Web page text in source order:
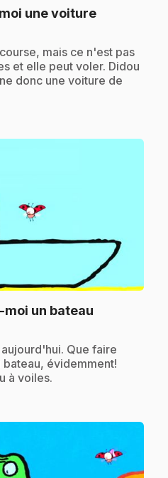
une voiture.
mais ce n'est pas
et elle peut voler. Didou
donc une voiture de
moi un bateau
Que faire
bateau, évidemment!
à voiles.